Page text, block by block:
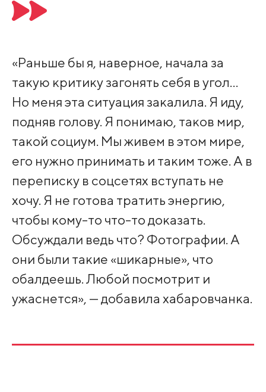
«Раньше бы я, наверное, начала за
такую критику загонять себя в угол…
Но меня эта ситуация закалила. Я иду,
подняв голову. Я понимаю, таков мир,
такой социум. Мы живем в этом мире,
его нужно принимать и таким тоже. А в
переписку в соцсетях вступать не
хочу. Я не готова тратить энергию,
чтобы кому-то что-то доказать.
Обсуждали ведь что? Фотографии. А
они были такие «шикарные», что
обалдеешь. Любой посмотрит и
ужаснется», — добавила хабаровчанка.